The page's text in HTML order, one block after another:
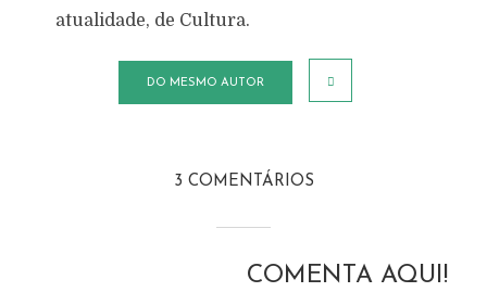
atualidade, de Cultura.
DO MESMO AUTOR
3 COMENTÁRIOS
COMENTA AQUI!